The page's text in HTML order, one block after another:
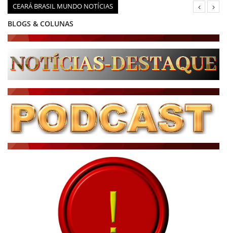
CEARÁ BRASIL MUNDO NOTÍCIAS
BLOGS & COLUNAS
PODCAST - PONTO DE VISTA
BRASIL DE FATO - ÚLTIMAS NOTÍCIAS
ÚLTIMAS NOTÍCIAS
NOTÍCIAS TAMBÉM NA TELA
BRASIL MUNDO AO VIVO
JORNAL DO BRASIL